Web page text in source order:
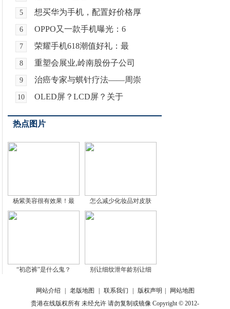
5 想买华为手机，配置好价格厚
6 OPPO又一款手机曝光：6
7 荣耀手机618潮值好礼：最
8 重塑会展业,岭南股份子公司
9 治癌专家与蜞针疗法——周崇
10 OLED屏？LCD屏？关于
热点图片
杨紫美容很有效果！最 怎么减少化妆品对皮肤
“初恋裤”是什么鬼？ 别让细纹泄年龄别让细
网站介绍 老版地图 联系我们 版权声明
网站地图
贵港在线版权所有 未经允许 请勿复制或镜像 Copyright © 2012-